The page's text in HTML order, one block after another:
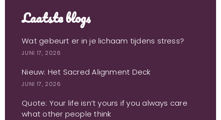
Laatste blogs
Wat gebeurt er in je lichaam tijdens stress?
JUNI 17, 2026
Nieuw: Het Sacred Alignment Deck
JUNI 17, 2026
Quote: Your life isn’t yours if you always care
what other people think